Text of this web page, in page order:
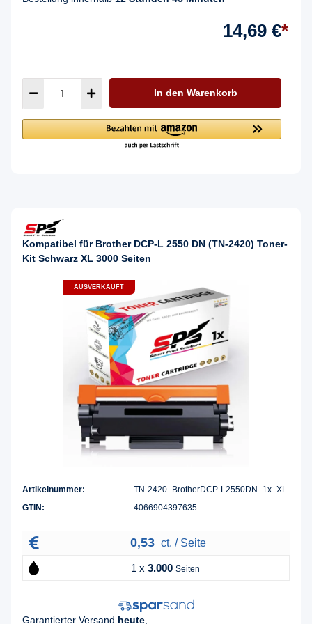
14,69 €*
In den Warenkorb
Kompatibel für Brother DCP-L 2550 DN (TN-2420) Toner-
Kit Schwarz XL 3000 Seiten
AUSVERKAUFT
Artikelnummer:
TN-2420_BrotherDCP-L2550DN_1x_XL
GTIN:
4066904397635
0,53 ct. / Seite
1 x 3.000 Seiten
Garantierter Versand heute